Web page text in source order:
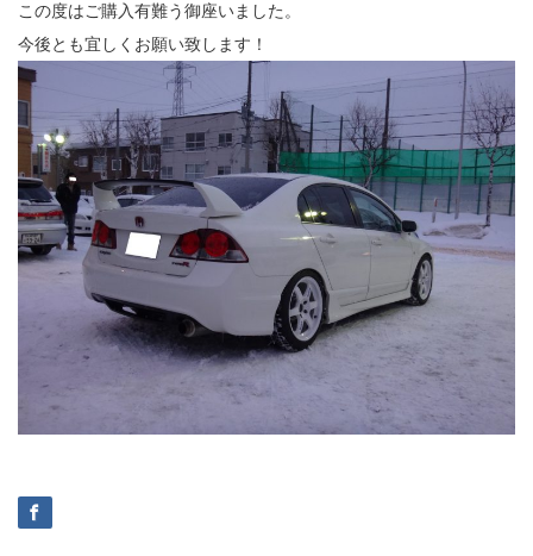
この度はご購入有難う御座いました。
今後とも宜しくお願い致します！